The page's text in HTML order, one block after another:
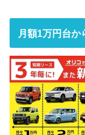
月額1万円台か